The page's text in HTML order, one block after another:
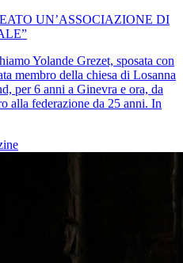
UN’ASSOCIAZIONE DI
Yolande Grezet, sposata con
membro della chiesa di Losanna
per 6 anni a Ginevra e ora, da
alla federazione da 25 anni. In